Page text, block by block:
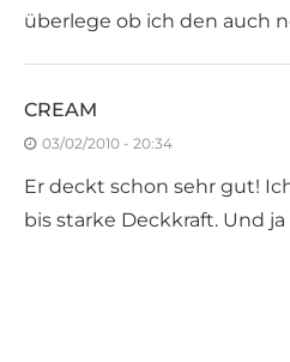
überlege ob ich den auch
CREAM
03/02/2010 - 20:34
Er deckt schon sehr gut!
bis starke Deckkraft. Und